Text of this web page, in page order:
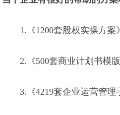
1.《1200套股权实操方案
2.《500套商业计划书模版
3.《4219套企业运营管理